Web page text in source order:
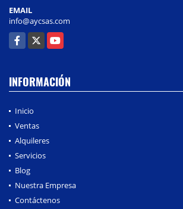
EMAIL
info@aycsas.com
Facebook
X YouTube
INFORMACIÓN
Inicio
Ventas
Alquileres
Servicios
Blog
Nuestra Empresa
Contáctenos